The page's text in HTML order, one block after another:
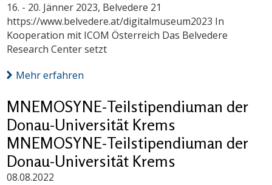
16. - 20. Jänner 2023, Belvedere 21
https://www.belvedere.at/digitalmuseum2023 In
Kooperation mit ICOM Österreich Das Belvedere
Research Center setzt
Mehr erfahren
MNEMOSYNE-Teilstipendiuman der
Donau-Universität Krems
MNEMOSYNE-Teilstipendiuman der
Donau-Universität Krems
08.08.2022